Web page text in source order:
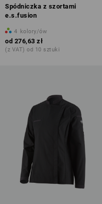
Spódniczka z szortami
e.s.fusion
4 kolory/ów
od 276,63 zł
(z VAT) od 10 sztuki